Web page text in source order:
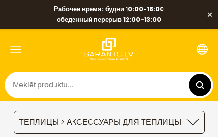
Рабочее время: будни 10:00-18:00
обеденный перерыв 12:00-13:00
×
ТЕПЛИЦЫ > АКСЕССУАРЫ ДЛЯ ТЕПЛИЦЫ